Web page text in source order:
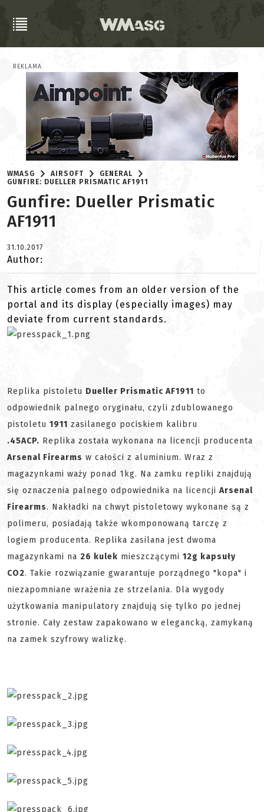
REKLAMA
WMASG AIRSOFT
GENERAL
GUNFIRE: DUELLER PRISMATIC AF1911
Gunfire: Dueller Prismatic
AF1911
31.10.2017
Author:
This article comes from an older version of the
portal and its display (especially images) may
deviate from current standards.
Replika pistoletu Dueller Prismatic AF1911 to
odpowiednik palnego oryginału, czyli zdublowanego
pistoletu 1911 zasilanego pociskiem kalibru
.45ACP. Replika została wykonana na licencji producenta
Arsenal Firearms w całości z aluminium. Wraz z
magazynkami waży ponad 1kg. Na zamku repliki znajdują
się oznaczenia palnego odpowiednika na licencji Arsenal
Firearms. Nakładki na chwyt pistoletowy wykonane są z
polimeru, posiadają także wkomponowaną tarczę z
logiem producenta. Replika zasilana jest dwoma
magazynkami na 26 kulek mieszczącymi 12g kapsuły
CO2. Takie rozwiązanie gwarantuje porządnego "kopa" i
niezapomniane wrażenia ze strzelania. Dla wygody
użytkowania manipulatory znajdują się tylko po jednej
stronie. Cały zestaw zapakowano w elegancką, zamykaną
na zamek szyfrowy walizkę.